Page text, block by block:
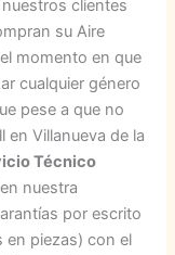
clientes
su Aire
momento en que
cualquier género
pese a que no
Villanueva de la
Técnico
nuestra
por escrito
en piezas) con el